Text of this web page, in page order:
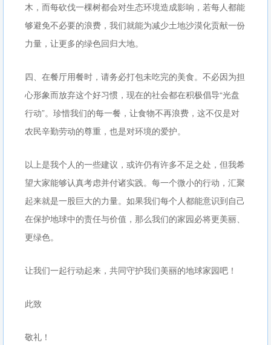
木，而每砍伐一棵树都会对生态环境造成影响，若每人都能
够避免不必要的浪费，我们就能为减少土地沙漠化贡献一份
力量，让更多的绿色回归大地。
四、在餐厅用餐时，请务必打包未吃完的美食。不必因为担
心形象而放弃这个好习惯，现在的社会都在积极倡导“光盘
行动”。珍惜我们的每一餐，让食物不再浪费，这不仅是对
农民辛勤劳动的尊重，也是对环境的爱护。
以上是我个人的一些建议，或许仍有许多不足之处，但我希
望大家能够认真考虑并付诸实践。每一个微小的行动，汇聚
起来就是一股巨大的力量。如果我们每个人都能意识到自己
在保护地球中的责任与价值，那么我们的家园必将更美丽、
更绿色。
让我们一起行动起来，共同守护我们美丽的地球家园吧！
此致
敬礼！